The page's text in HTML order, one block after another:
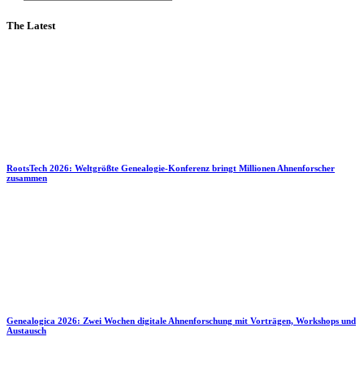
The Latest
RootsTech 2026: Weltgrößte Genealogie-Konferenz bringt Millionen Ahnenforscher
zusammen
Genealogica 2026: Zwei Wochen digitale Ahnenforschung mit Vorträgen, Workshops und
Austausch